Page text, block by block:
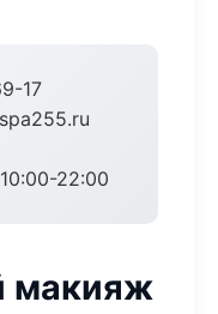
17
22:00
макияж